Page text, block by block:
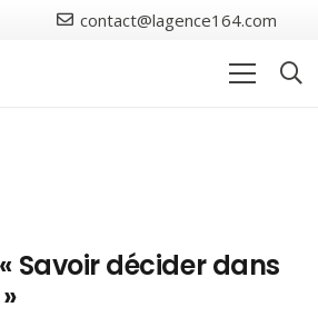
contact@lagence164.com
Savoir décider dans